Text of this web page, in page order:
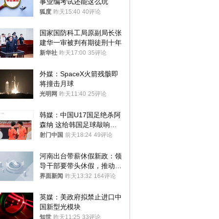
狐度 昨天15:40 40评论
国家国防科工局原副局长张
建华一审被判有期徒刑十年
新华社 昨天17:00 35评论
外媒：SpaceX火箭残骸即
将撞击月球
光明网 昨天11:40 25评论
韩媒：中国U17国足绝杀阿
森纳 这给韩国足球敲响了
警钟
射门中国 前天18:24 49评论
河南出台带薪休假新政：领
导干部要带头休假，推动全
员应休尽休、休满休足
界面新闻 昨天13:32 164评论
英媒：美政府拟禁止进口中
国新型光模块
知世 昨天11:25 33评论